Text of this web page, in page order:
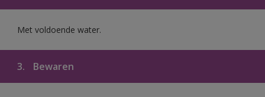
Met voldoende water.
3. Bewaren